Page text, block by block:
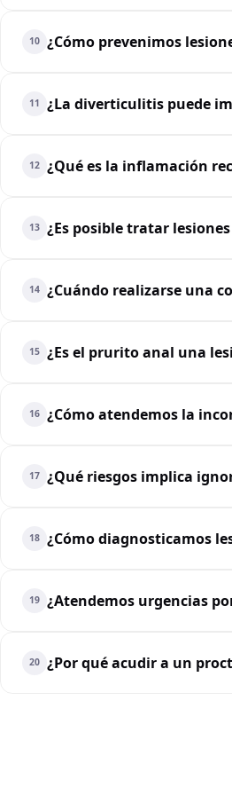
10 ¿Cómo prevenimos
11 ¿La diverticulitis puede
12 ¿Qué es la inflamación
13 ¿Es posible tratar
14 ¿Cuándo realizarse una
15 ¿Es el prurito anal una
16 ¿Cómo atendemos la
17 ¿Qué riesgos implica
18 ¿Cómo diagnosticamos
19 ¿Atendemos urgencias
20 ¿Por qué acudir a un